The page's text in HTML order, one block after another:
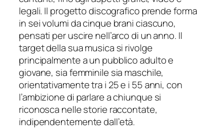
legali. Il progetto discografico prende forma
in sei volumi da cinque brani ciascuno,
pensati per uscire nell’arco di un anno. Il
target della sua musica si rivolge
principalmente a un pubblico adulto e
giovane, sia femminile sia maschile,
orientativamente tra i 25 e i 55 anni, con
l’ambizione di parlare a chiunque si
riconosca nelle storie raccontate,
indipendentemente dall’età.